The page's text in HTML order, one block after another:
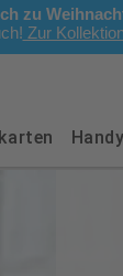
zu
Zur